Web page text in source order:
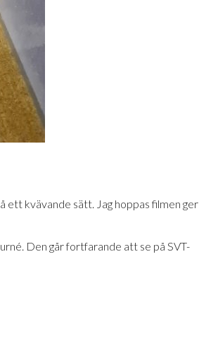
ett kvävande sätt. Jag hoppas filmen ger
Den går fortfarande att se på SVT-